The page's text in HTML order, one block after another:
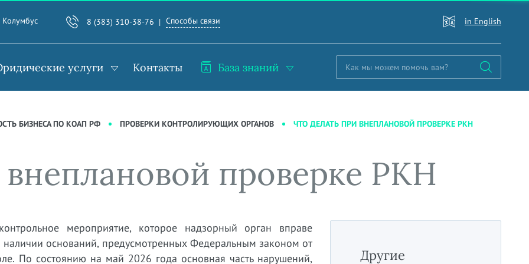
Колумбус 8 (383) 310-38-76 Способы связи in English
услуги Контакты База знаний
БИЗНЕСА ПО КОАП РФ ПРОВЕРКИ КОНТРОЛИРУЮЩИХ ОРГАНОВ ЧТО ДЕЛАТЬ ПРИ ВНЕПЛАНОВОЙ ПРОВЕРКЕ РКН
проверке РКН
мероприятие, которое надзорный орган вправе
наличии оснований, предусмотренных Федеральным законом от
По состоянию на май 2026 года основная часть нарушений,
Другие